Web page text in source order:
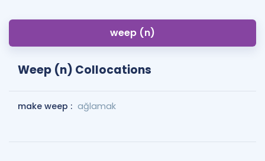
weep (n)
Weep (n) Collocations
make weep : ağlamak